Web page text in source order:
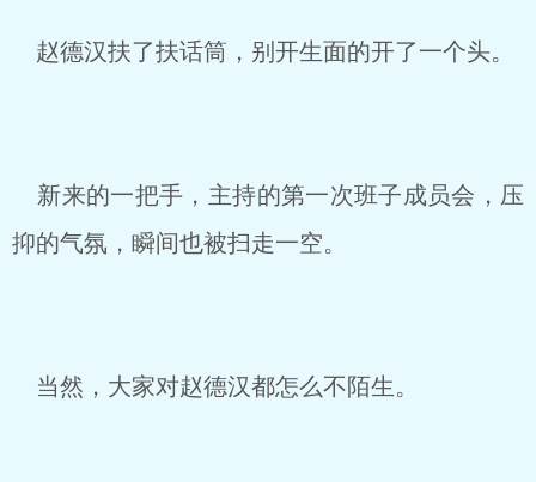
赵德汉扶了扶话筒，别开生面的开了一个头。
新来的一把手，主持的第一次班子成员会，压
抑的气氛，瞬间也被扫走一空。
当然，大家对赵德汉都怎么不陌生。